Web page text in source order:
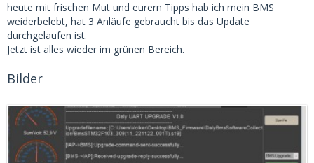
heute mit frischen Mut und eurern Tipps hab ich mein BMS
weiderbelebt, hat 3 Anläufe gebraucht bis das Update
durchgelaufen ist.
Jetzt ist alles wieder im grünen Bereich.
Bilder